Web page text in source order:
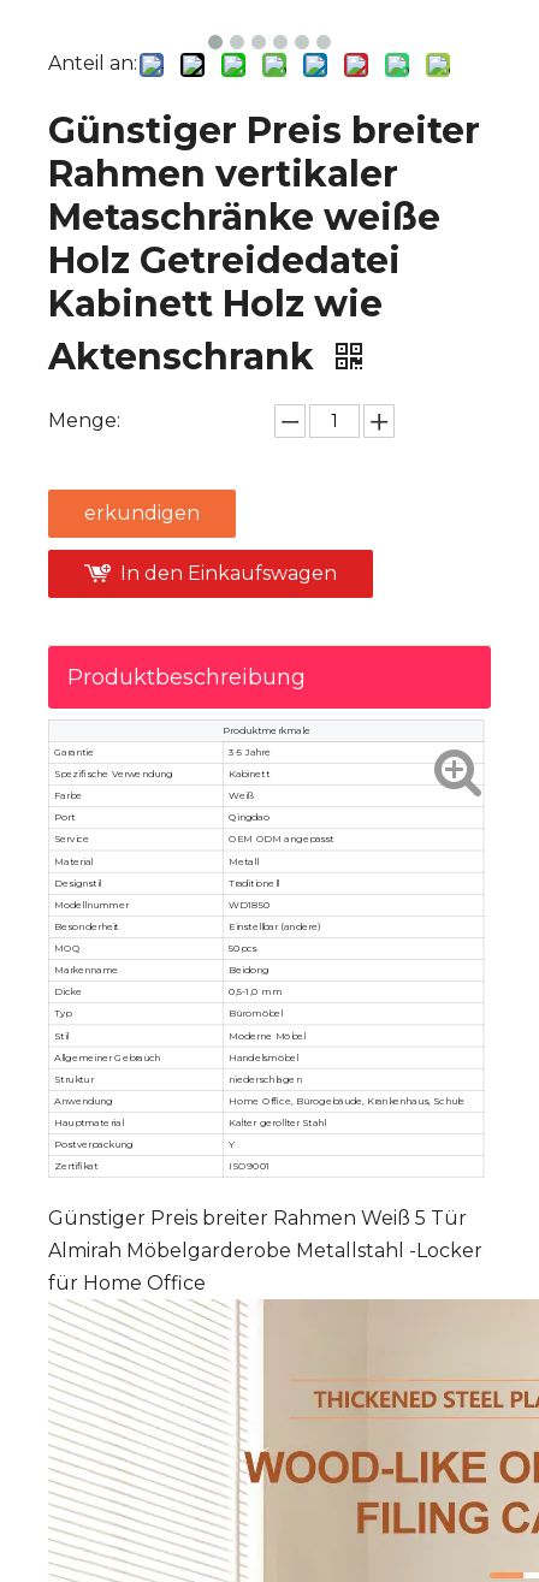
Anteil an:
Günstiger Preis breiter
Rahmen vertikaler
Metaschränke weiße
Holz Getreidedatei
Kabinett Holz wie
Aktenschrank
Menge:
erkundigen
In den Einkaufswagen
Produktbeschreibung
Produktmerkmale
Garantie
3-5 Jahre
Spezifische Verwendung
Kabinett
Farbe
Weiß
Port
Qingdao
Service
OEM ODM angepasst
Material
Metall
Designstil
Traditionell
Modellnummer
WD1850
Besonderheit
Einstellbar (andere)
MOQ
50pcs
Markenname
Beidong
Dicke
0,5-1,0 mm
Typ
Büromöbel
Stil
Moderne Möbel
Allgemeiner Gebrauch
Handelsmöbel
Struktur
niederschlagen
Anwendung
Home Office, Bürogebäude, Krankenhaus, Schule
Hauptmaterial
Kalter gerollter Stahl
Postverpackung
Y
Zertifikat ISO9001
Günstiger Preis breiter Rahmen Weiß 5 Tür
Almirah Möbelgarderobe Metallstahl -Locker
für Home Office